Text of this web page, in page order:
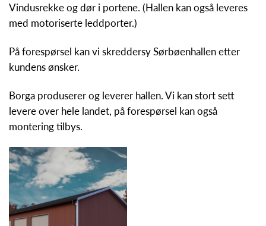
Vindusrekke og dør i portene. (Hallen kan også leveres
med motoriserte leddporter.)
På forespørsel kan vi skreddersy Sørbøenhallen etter
kundens ønsker.
Borga produserer og leverer hallen. Vi kan stort sett
levere over hele landet, på forespørsel kan også
montering tilbys.